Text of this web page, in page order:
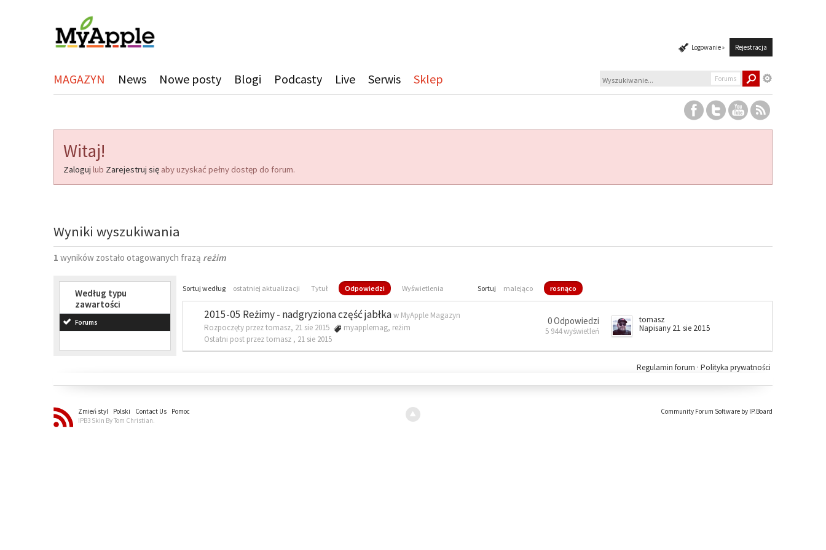
Logowanie » Rejestracja
MAGAZYN News Nowe posty Blogi Podcasty Live Serwis Sklep Forums
Witaj!
Zaloguj lub Zarejestruj się aby uzyskać pełny dostęp do forum.
Wyniki wyszukiwania
1 wyników zostało otagowanych frazą reżim
Według typu
zawartości
Forums
Sortuj według ostatniej aktualizacji Tytuł Odpowiedzi Wyświetlenia Sortuj malejąco rosnąco
2015-05 Reżimy - nadgryziona część jabłkaw MyApple Magazyn
Rozpoczęty przez tomasz, 21 sie 2015
myapplemag, reżim
Ostatni post przez tomasz , 21 sie 2015
0 Odpowiedzi
5 944 wyświetleń
tomasz
Napisany 21 sie 2015
Polityka prywatności
Regulamin forum ·
Zmień styl Polski Contact Us
Pomoc
IPB3 Skin By Tom Christian.
Community Forum Software by IP.Board